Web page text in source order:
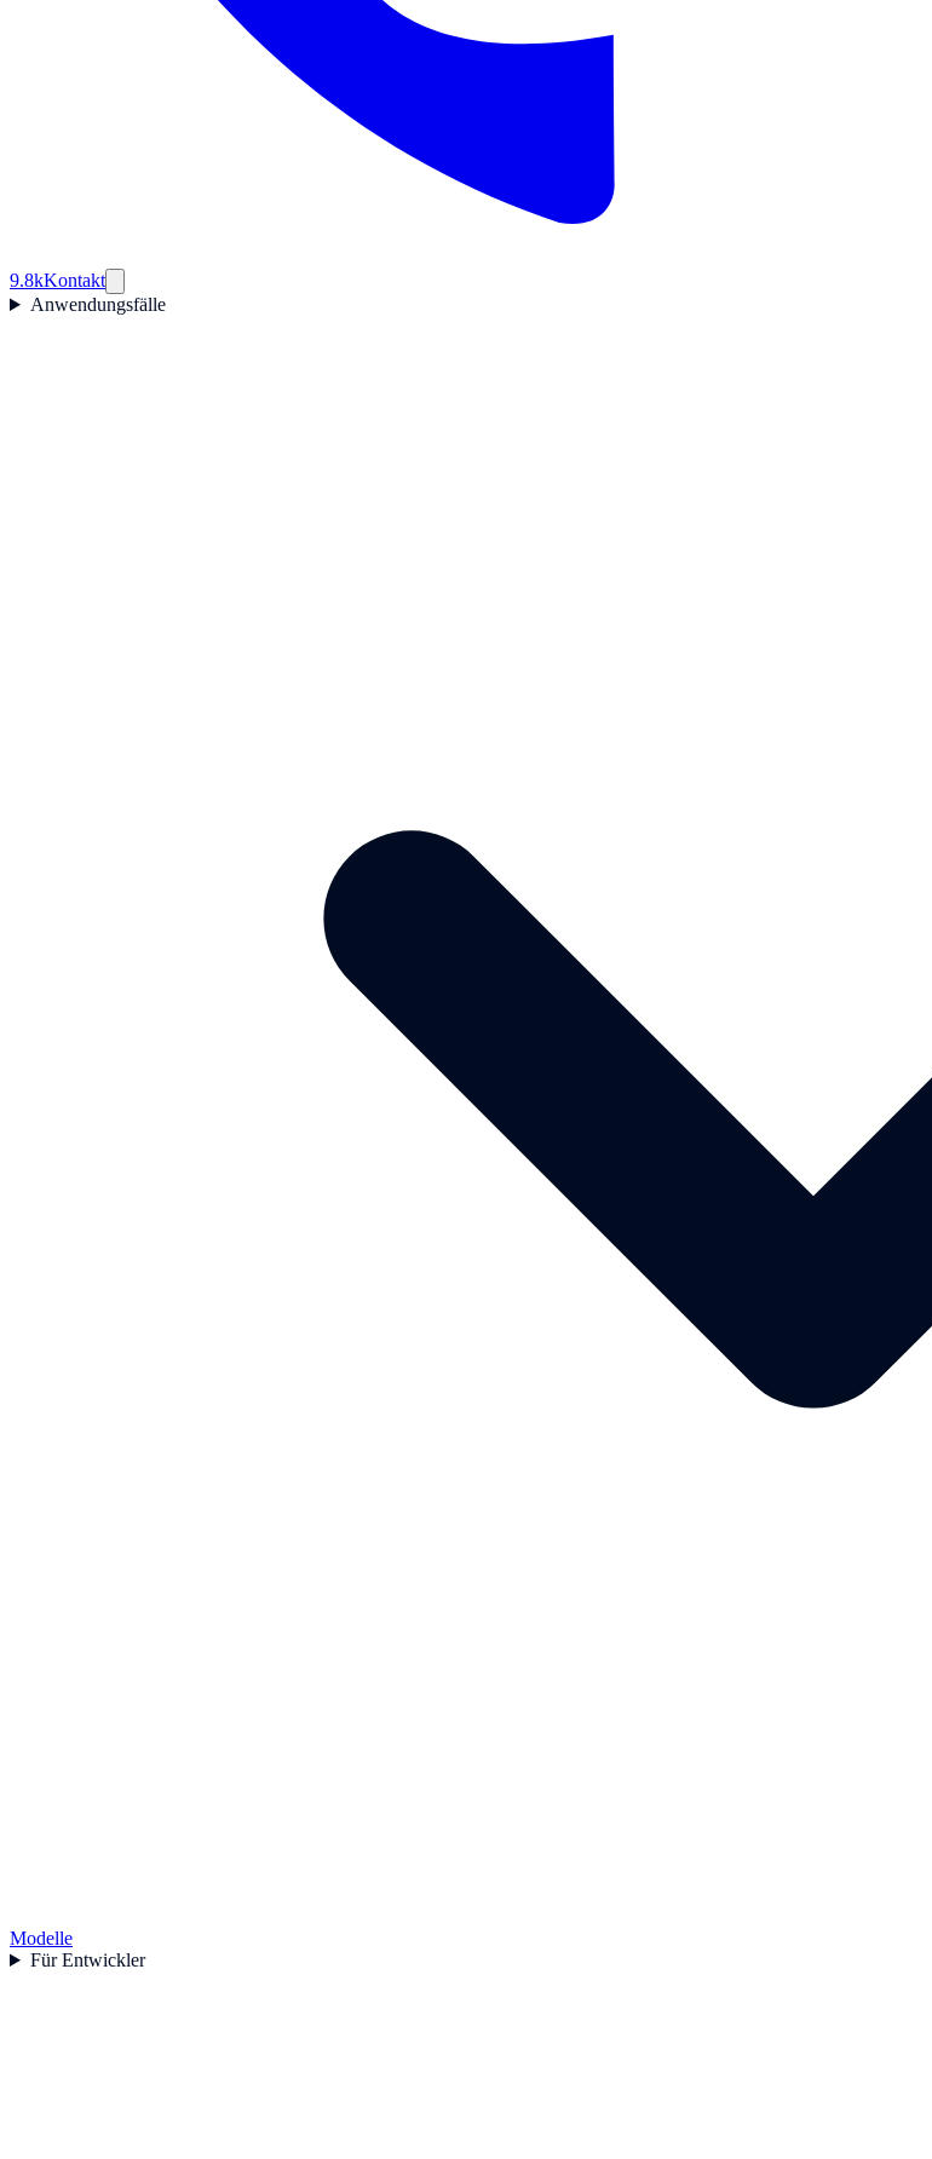
9.8kKontakt
Anwendungsfälle
Modelle
Für Entwickler